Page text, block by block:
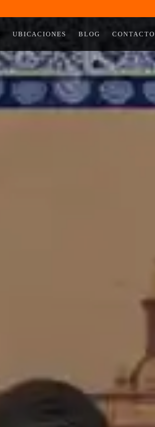
UBICACIONES BLOG CONTACTO